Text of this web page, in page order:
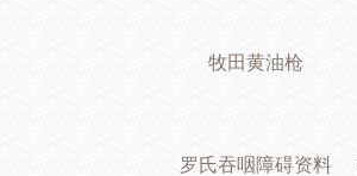
牧田黄油枪
罗氏吞咽障碍资料